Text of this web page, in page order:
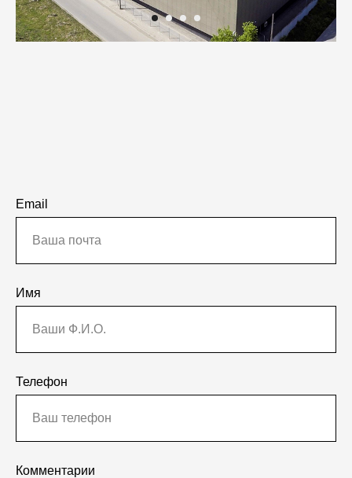
Email
Имя
Телефон
Комментарии